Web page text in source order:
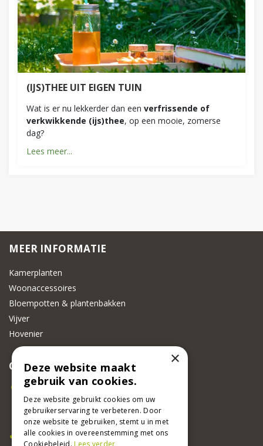
(IJS)THEE UIT EIGEN TUIN
Wat is er nu lekkerder dan een verfrissende of
verkwikkende (ijs)thee, op een mooie, zomerse
dag?
Lees meer...
MEER INFORMATIE
Kamerplanten
Woonaccessoires
Bloempotten & plantenbakken
Vijver
Hovenier
CONTACT
Beeker Tuincentrum
Adsteeg 31
6191 PW Beek
Bel ons
×
Deze website maakt
gebruik van cookies.
Deze website gebruikt cookies om uw
gebruikerservaring te verbeteren. Door
onze website te gebruiken, stemt u in met
alle cookies in overeenstemming met ons
Cookiebeleid.Lees verder